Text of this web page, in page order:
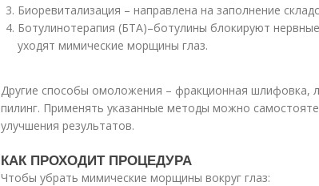
Биоревитализация – направлена на заполнение
Ботулинотерапия (БТА)–ботулины блокируют
уходят мимические морщины глаз.
Другие способы омоложения – фракционная шлифовка,
пилинг. Применять указанные методы можно
улучшения результатов.
КАК ПРОХОДИТ ПРОЦЕДУРА
Чтобы убрать мимические морщины вокруг глаз: